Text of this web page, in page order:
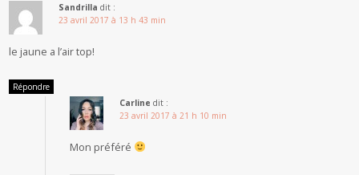
Sandrilla dit :
23 avril 2017 à 13 h 43 min
le jaune a l’air top!
Répondre
Carline dit :
23 avril 2017 à 21 h 10 min
Mon préféré